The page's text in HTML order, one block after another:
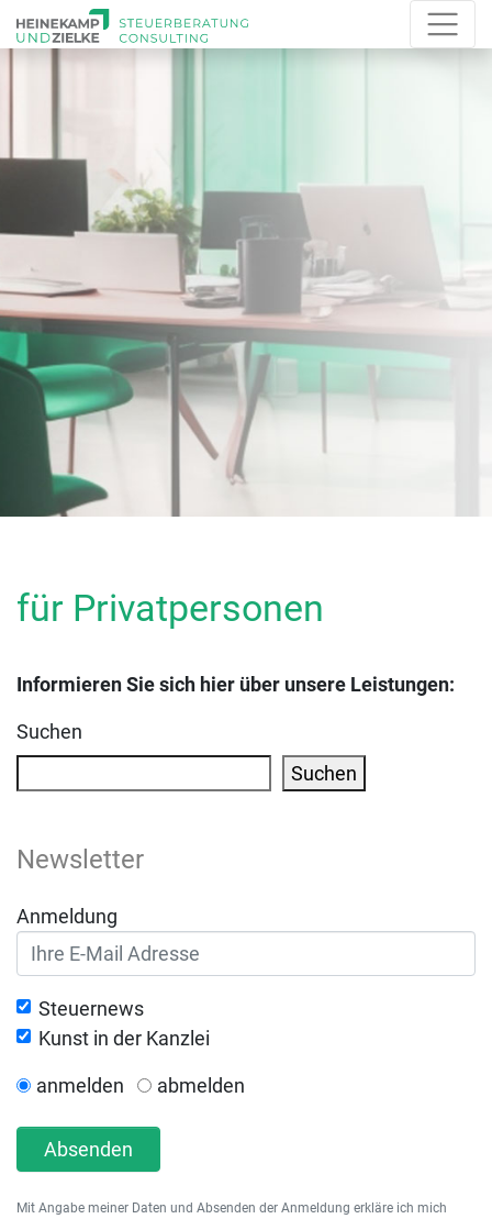
für Privatpersonen
Informieren Sie sich hier über unsere Leistungen:
Suchen
Suchen
Newsletter
Anmeldung
Steuernews
Kunst in der Kanzlei
anmelden abmelden
Absenden
Mit Angabe meiner Daten und Absenden der Anmeldung erkläre ich mich